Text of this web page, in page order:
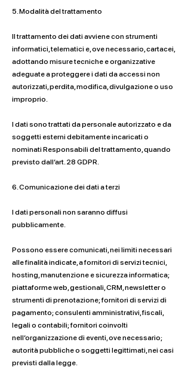
5. Modalità del trattamento
Il trattamento dei dati avviene con strumenti
informatici, telematici e, ove necessario, cartacei,
adottando misure tecniche e organizzative
adeguate a proteggere i dati da accessi non
autorizzati, perdita, modifica, divulgazione o uso
improprio.
I dati sono trattati da personale autorizzato e da
soggetti esterni debitamente incaricati o
nominati Responsabili del trattamento, quando
previsto dall’art. 28 GDPR.
6. Comunicazione dei dati a terzi
I dati personali non saranno diffusi
pubblicamente.
Possono essere comunicati, nei limiti necessari
alle finalità indicate, a fornitori di servizi tecnici,
hosting, manutenzione e sicurezza informatica;
piattaforme web, gestionali, CRM, newsletter o
strumenti di prenotazione; fornitori di servizi di
pagamento; consulenti amministrativi, fiscali,
legali o contabili; fornitori coinvolti
nell’organizzazione di eventi, ove necessario;
autorità pubbliche o soggetti legittimati, nei casi
previsti dalla legge.